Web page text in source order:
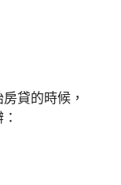
貸的時候，